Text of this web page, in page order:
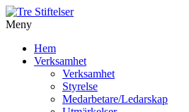
Meny
vidare
Hem
Verksamhet
Verksamhet
Styrelse
Medarbetare/Ledarskap